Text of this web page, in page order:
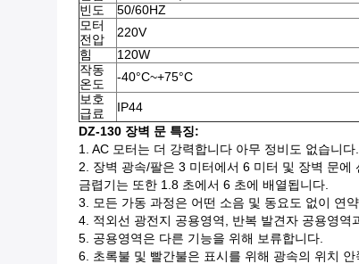
빈도
50/60HZ
모터
전압
220V
힘
120W
작동
온도
-40°C~+75°C
보호
급료
IP44
DZ-130 장벽 문 특징:
1. AC 모터는 더 강력합니다 아무 정비도 없습니다.
2. 장벽 광속/팔은 3 미터에서 6 미터 및 장벽 문에
금렵기는 또한 1.8 초에서 6 초에 배열됩니다.
3. 모든 가동 과정은 어떤 소음 및 동요도 없이 연약
4. 적외선 광전지 공용영역, 반복 발견자 공용영역
5. 공용영역은 다른 기능을 위해 보류합니다.
6. 초록불 및 빨간불은 표시를 위해 광속의 위치 안